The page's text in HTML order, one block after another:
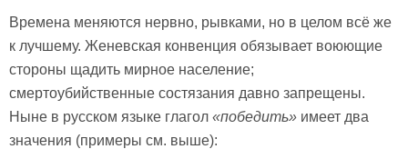
Времена меняются нервно, рывками, но в целом всё же
к лучшему. Женевская конвенция обязывает воюющие
стороны щадить мирное население;
смертоубийственные состязания давно запрещены.
Ныне в русском языке глагол «победить» имеет два
значения (примеры см. выше):